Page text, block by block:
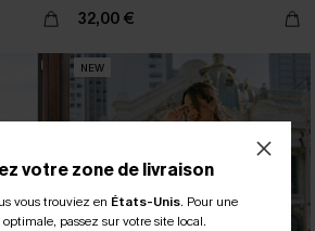
32,00 €
NEW
votre zone de livraison
vous trouviez en États-Unis. Pour une
passez sur votre site local.